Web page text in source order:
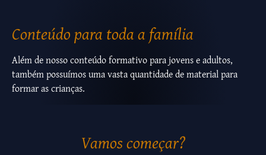
Conteúdo para toda a família
Além de nosso conteúdo formativo para jovens e adultos,
também possuímos uma vasta quantidade de material para
formar as crianças.
Vamos começar?